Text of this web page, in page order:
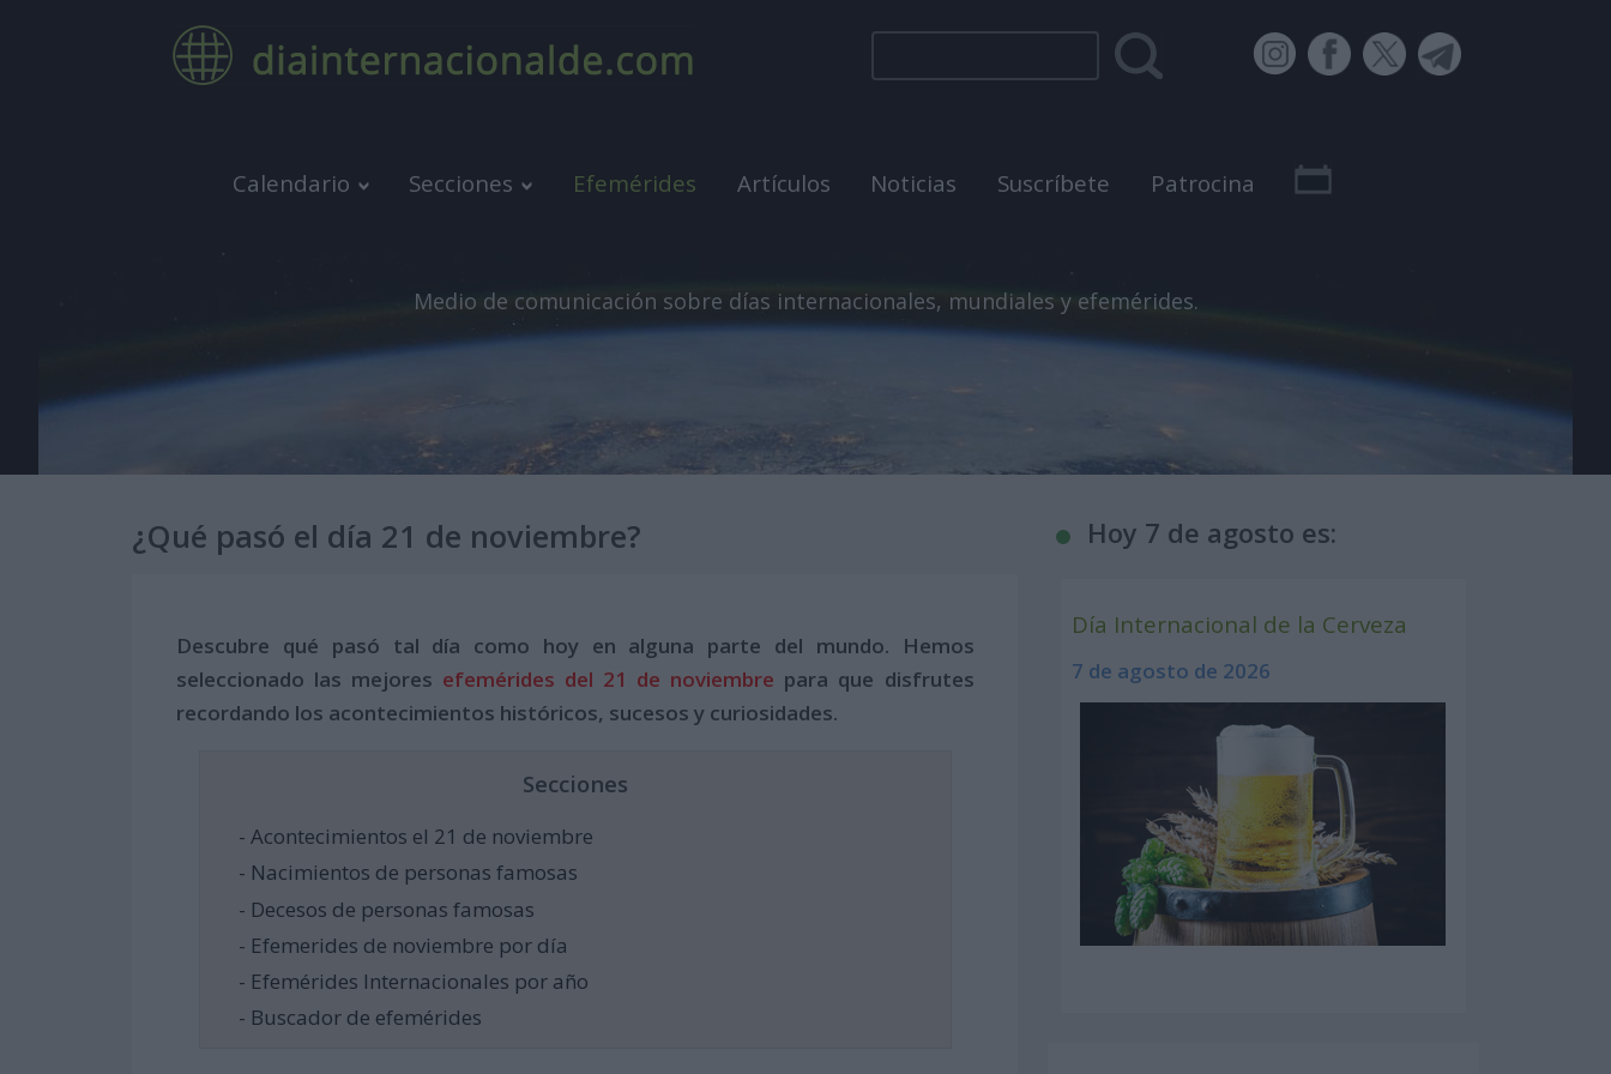
Calendario Secciones Efemérides Artículos Noticias Suscríbete Patrocina
Medio de comunicación sobre días internacionales, mundiales y efemérides.
¿Qué pasó el día 21 de noviembre?
Descubre qué pasó tal día como hoy en alguna parte del mundo. Hemos
seleccionado las mejores efemérides del 21 de noviembre para que disfrutes
recordando los acontecimientos históricos, sucesos y curiosidades.
Secciones
- Acontecimientos el 21 de noviembre
- Nacimientos de personas famosas
- Decesos de personas famosas
- Efemerides de noviembre por día
- Efemérides Internacionales por año
- Buscador de efemérides
Hoy 7 de agosto es:
Día Internacional de la Cerveza
7 de agosto de 2026